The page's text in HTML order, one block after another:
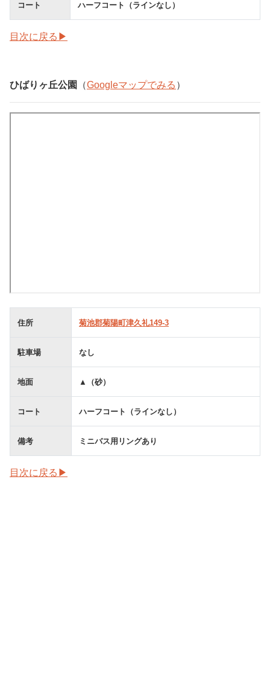
コート ハーフコート（ラインなし）
目次に戻る▶
ひばりヶ丘公園 （Googleマップでみる ）
住所 菊池郡菊陽町津久礼149-3
駐車場 なし
地面 ▲（砂）
コート ハーフコート（ラインなし）
備考 ミニバス用リングあり
目次に戻る▶